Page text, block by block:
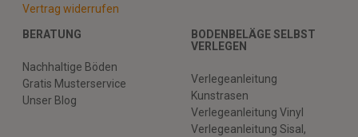
Vertrag widerrufen
BERATUNG
Nachhaltige Böden
Gratis Musterservice
Unser Blog
BODENBELÄGE SELBST
VERLEGEN
Verlegeanleitung
Kunstrasen
Verlegeanleitung Vinyl
Verlegeanleitung Sisal,